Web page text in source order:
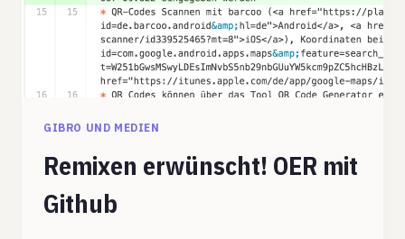
GIBRO UND MEDIEN
Remixen erwünscht! OER mit
Github